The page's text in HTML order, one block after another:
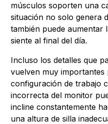
músculos soporten una
situación no solo genera
también puede aumentar
siente al final del día.
Incluso los detalles que
vuelven muy importantes
configuración de trabajo
incorrecta del monitor
incline constantemente
una altura de silla